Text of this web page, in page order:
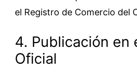
el Registro de Comercio del
4. Publicación en
Oficial